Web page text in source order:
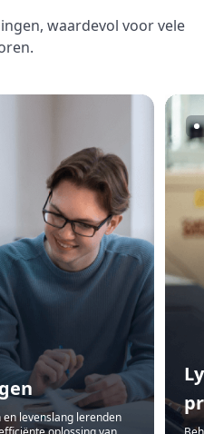
waardevol voor vele
levenslang lerenden